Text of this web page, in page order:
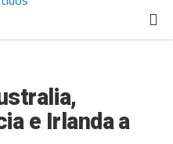
e Irlanda a